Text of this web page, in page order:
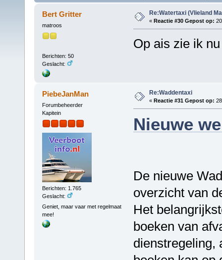
Bert Gritter
matroos
Berichten: 50
Geslacht:
Re:Watertaxi (Vlieland
« Reactie #30 Gepost op:
Op ais zie ik
PiebeJanMan
Forumbeheerder
Kapitein
Berichten: 1.765
Geslacht:
Geniet, maar vaar met regelmaat
mee!
Re:Waddentaxi
« Reactie #31 Gepost op:
Nieuwe
De nieuwe
overzicht van
Het
boeken van
dienstregeling,